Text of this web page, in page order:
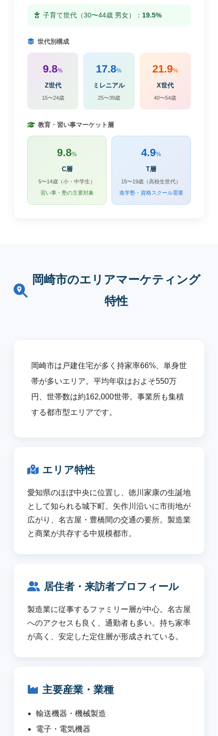
子育て世代（30〜44歳 男女）： 19.5%
世代別構成
9.8%
Z世代
15〜24歳
17.8%
ミレニアル
25〜39歳
21.9%
X世代
40〜54歳
教育・習い事マーケット層
9.8%
C層
5〜14歳（小・中学生）
習い事・塾の主要対象
4.9%
T層
15〜19歳（高校生世代）
進学塾・資格スクール需要
岡崎市のエリアマーケティング
特性
岡崎市は戸建住宅が多く持家率66%、単身世
帯が多いエリア。平均年収はおよそ550万
円、世帯数は約162,000世帯。事業所も集積
する都市型エリアです。
エリア特性
愛知県のほぼ中央に位置し、徳川家康の生誕地
として知られる城下町。矢作川沿いに市街地が
広がり、名古屋・豊橋間の交通の要所。製造業
と商業が共存する中規模都市。
居住者・来訪者プロフィール
製造業に従事するファミリー層が中心。名古屋
へのアクセスも良く、通勤者も多い。持ち家率
が高く、安定した定住層が形成されている。
主要産業・業種
輸送機器・機械製造
電子・電気機器